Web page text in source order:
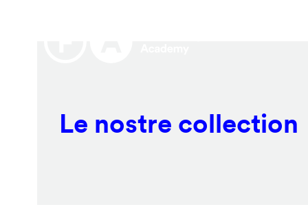
Le nostre collection